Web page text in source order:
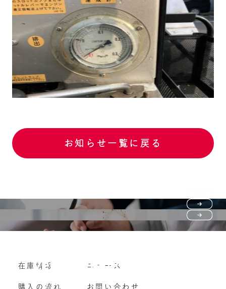
お知らせ一覧に戻る
購入の流れ
よくいただくご質問
Vehicle purchase
車両買い取り
在庫情報
購入の流れ
ニュース
お問い合わせ